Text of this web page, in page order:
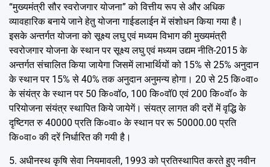
“मुख्यमंत्री सौर स्वरोजगार योजना” को वित्तीय रूप से और अधिक
व्यावहारिक बनाये जाने हेतु योजना गाईडलाईन में संशोधन किया गया है।
इसके अन्तर्गत योजना को सूक्ष्य लघु एवं मध्यम विभाग की मुख्यमंत्री
स्वरोजगार योजना के स्थान पर सूक्ष्य लघु एवं मध्यम उद्यम नीति-2015 के
अन्तर्गत संचालित किया जायेगा जिसमें लाभार्थियों को 15% से 25% अनुदान
के स्थान पर 15% से 40% तक अनुदान अनुमन्य होगा। 20 से 25 कि०वा०
के संयंत्र के स्थान पर 50 कि०वॉo, 100 कि०वॉ0 एवं 200 कि०वॉ० के
परियोजना संयंत्र स्थापित किये जायेगें। संयत्र लागत की दरों में वृद्धि के
दृष्टिगत रु 40000 प्रति कि०वा० के स्थान पर रू 50000.00 प्रति
कि०वा० की दरें निर्धारित की गयी है।
5. अधीनस्थ कृषि सेवा नियमावली, 1993 को प्रतिस्थापित करते हुए नवीन